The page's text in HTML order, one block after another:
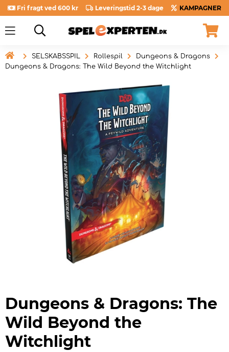
Fri fragt ved 600 kr Leveringstid 2-3 dage KAMPAGNER
 SELSKABSSPIL Rollespil
Dungeons & Dragons
Dungeons & Dragons: The Wild Beyond the Witchlight
Dungeons & Dragons: The
Wild Beyond the
Witchlight